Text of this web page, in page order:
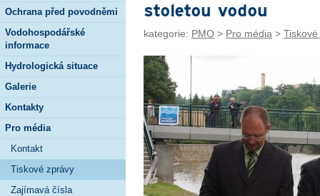
Ochrana před povodněmi
Vodohospodářské
informace
Hydrologická situace
Galerie
Kontakty
Pro média
Kontakt
Tiskové zprávy
Zajímavá čísla
stoletou vodou
kategorie: PMO > Pro média >